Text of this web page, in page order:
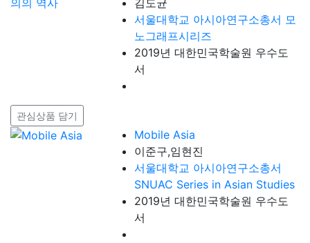
서울대학교 아시아연구소총서 모
노그래프시리즈
2019년 대한민국학술원 우수도
서
관심상품 담기
Mobile Asia
이준구,임현진
서울대학교 아시아연구소총서
SNUAC Series in Asian Studies
2019년 대한민국학술원 우수도
서